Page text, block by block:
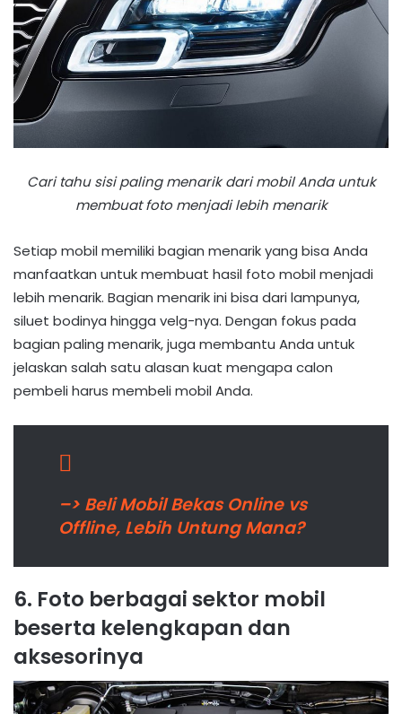
Cari tahu sisi paling menarik dari mobil Anda untuk
membuat foto menjadi lebih menarik
Setiap mobil memiliki bagian menarik yang bisa Anda
manfaatkan untuk membuat hasil foto mobil menjadi
lebih menarik. Bagian menarik ini bisa dari lampunya,
siluet bodinya hingga velg-nya. Dengan fokus pada
bagian paling menarik, juga membantu Anda untuk
jelaskan salah satu alasan kuat mengapa calon
pembeli harus membeli mobil Anda.
–> Beli Mobil Bekas Online vs
Offline, Lebih Untung Mana?
6. Foto berbagai sektor mobil
beserta kelengkapan dan
aksesorinya